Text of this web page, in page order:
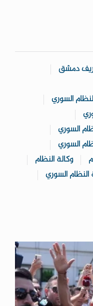
دمشق
السوري
السوري
السوري
وكالة النظام
السوري